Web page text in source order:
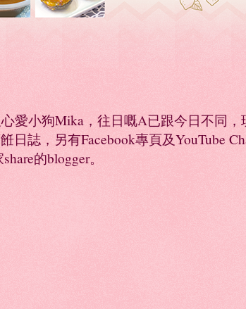
愛小狗Mika，往日嘅A已跟今日不同
誌，另有Facebook專頁及YouTube
的blogger。